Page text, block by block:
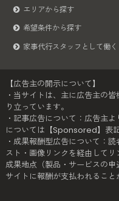
エリアから探す
希望条件から探す
家事代行スタッフとして働く
【広告主の開示について】
・当サイトは、主に広告主の
り立っています。
・記事広告について：広告主
については【Sponsored】表
・成果報酬型広告について：
スト・画像リンクを経由して
成果地点（製品・サービスの
サイトに報酬が支払われること